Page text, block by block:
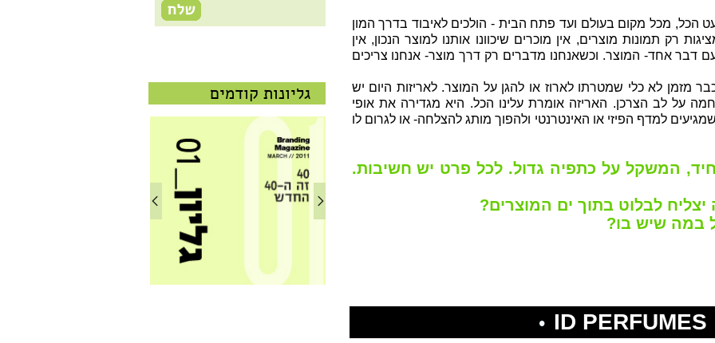
הכל, מכל מקום בעולם ועד פתח הבית - הולכים לאיבוד בדרך המון
רק תמונות מוצרים, אין מוכרים שיכוונו אותנו למוצר הנכון, אין
דבר אחד- המוצר. וכשאנחנו מדברים רק דרך מוצר- אנחנו צריכים
מזמן לא כלי שמטרתו לארוז או להגן על המוצר. לאריזות היום יש
על לב הצרכן. האריזה אומרת עלינו הכל. היא מגדירה את אופי
למדף הפיזי או האינטרנטי ולהפוך מותג להצלחה- או לגרום לו
המשקל על כתפיה גדול. לכל פרט יש חשיבות.
לבלוט בתוך ים המוצרים?
במה שיש בו?
ID PERFUMES
•
גליונות קודמים